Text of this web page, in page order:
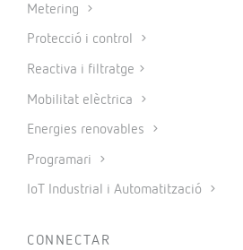
Metering
Protecció i control
Reactiva i filtratge
Mobilitat elèctrica
Energies renovables
Programari
IoT Industrial i Automatització
CONNECTAR